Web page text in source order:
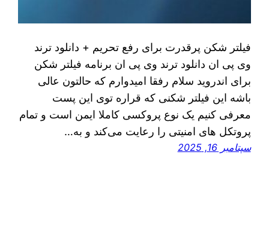
فیلتر شکن پرقدرت برای رفع تحریم + دانلود ترند
وی پی ان دانلود ترند وی پی ان برنامه فیلتر شکن
برای اندروید سلام‌ رفقا امیدوارم که حالتون عالی
باشه این فیلتر شکنی که قراره توی اين پست
معرفی کنیم یک نوع پروکسی کاملا ایمن است و تمام
پروتکل های امنیتی را رعایت می‌کند و به…
سپتامبر 16, 2025